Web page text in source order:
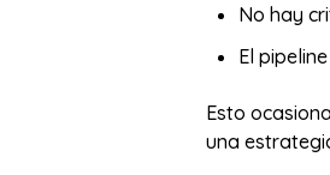
No hay
El
Esto
una